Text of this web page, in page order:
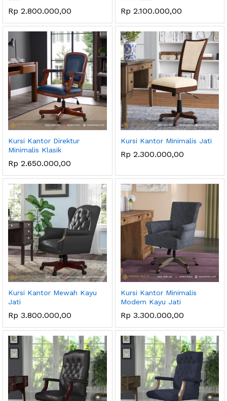
Rp 2.800.000,00 Rp 2.100.000,00
Kursi Kantor Direktur
Minimalis Klasik
Rp 2.650.000,00
Kursi Kantor Minimalis Jati
Rp 2.300.000,00
Kursi Kantor Mewah Kayu
Jati
Rp 3.800.000,00
Kursi Kantor Minimalis
Modern Kayu Jati
Rp 3.300.000,00